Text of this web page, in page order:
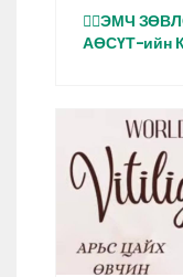
👩‍⚕️ЭМЧ
АӨСҮТ-ийн